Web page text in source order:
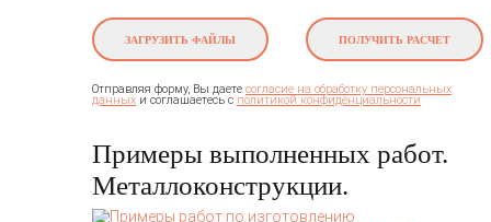
ЗАГРУЗИТЬ ФАЙЛЫ ПОЛУЧИТЬ РАСЧЕТ
Отправляя форму, Вы даете согласие на обработку персональных
данных и соглашаетесь c политикой конфиденциальности
Примеры выполненных работ.
Металлоконструкции.